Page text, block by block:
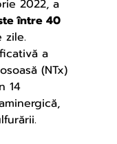
2022, a
între 40
zile.
a
(NTx)
14